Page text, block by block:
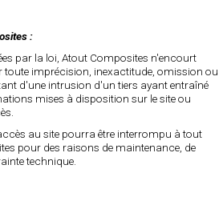
:
par la loi, Atout Composites n'encourt
toute imprécision, inexactitude, omission ou
d'une intrusion d'un tiers ayant entraîné
mises à disposition sur le site ou
au site pourra être interrompu à tout
pour des raisons de maintenance, de
technique.